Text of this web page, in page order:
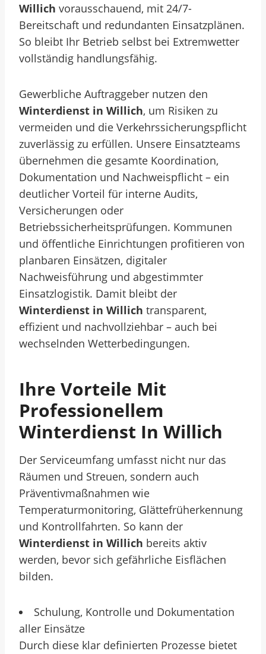
Willich vorausschauend, mit 24/7-
Bereitschaft und redundanten Einsatzplänen.
So bleibt Ihr Betrieb selbst bei Extremwetter
vollständig handlungsfähig.
Gewerbliche Auftraggeber nutzen den
Winterdienst in Willich, um Risiken zu
vermeiden und die Verkehrssicherungspflicht
zuverlässig zu erfüllen. Unsere Einsatzteams
übernehmen die gesamte Koordination,
Dokumentation und Nachweispflicht – ein
deutlicher Vorteil für interne Audits,
Versicherungen oder
Betriebssicherheitsprüfungen. Kommunen
und öffentliche Einrichtungen profitieren von
planbaren Einsätzen, digitaler
Nachweisführung und abgestimmter
Einsatzlogistik. Damit bleibt der
Winterdienst in Willich transparent,
effizient und nachvollziehbar – auch bei
wechselnden Wetterbedingungen.
Ihre Vorteile Mit
Professionellem
Winterdienst In Willich
Der Serviceumfang umfasst nicht nur das
Räumen und Streuen, sondern auch
Präventivmaßnahmen wie
Temperaturmonitoring, Glättefrüherkennung
und Kontrollfahrten. So kann der
Winterdienst in Willich bereits aktiv
werden, bevor sich gefährliche Eisflächen
bilden.
Schulung, Kontrolle und Dokumentation
aller Einsätze
Durch diese klar definierten Prozesse bietet